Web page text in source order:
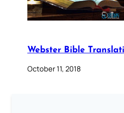
Webster Bible
October 11, 2018